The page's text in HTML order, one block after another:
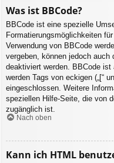
Was ist BBCode?
BBCode ist eine spezielle
Formatierungsmöglichkeiten
Verwendung von BBCode
vergeben, können jedoch auch
deaktiviert werden. BBCode
werden Tags von eckigen („[“
eingeschlossen. Weitere
speziellen Hilfe-Seite, die von
zugänglich ist.
Nach oben
Kann ich HTML